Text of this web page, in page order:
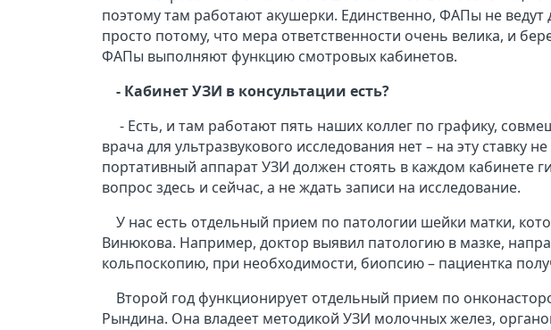
поэтому там работают акушерки. Единственно, ФАПы не
просто потому, что мера ответственности очень велика, и
ФАПы выполняют функцию смотровых кабинетов.
- Кабинет УЗИ в консультации есть?
- Есть, и там работают пять наших коллег по графику,
врача для ультразвукового исследования нет – на эту ставку
портативный аппарат УЗИ должен стоять в каждом кабинете
вопрос здесь и сейчас, а не ждать записи на исследование.
У нас есть отдельный прием по патологии шейки матки,
Винюкова. Например, доктор выявил патологию в мазке,
кольпоскопию, при необходимости, биопсию – пациентка
Второй год функционирует отдельный прием по
Рындина. Она владеет методикой УЗИ молочных желез,